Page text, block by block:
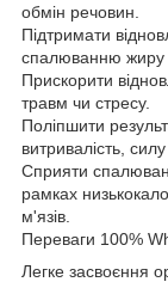
обмін речовин.
Підтримати
спалюванню жиру
Прискорити
травм чи стресу.
Поліпшити
витривалість,
Сприяти
рамках
м'язів.
Переваги 100%
Легке засвоєння